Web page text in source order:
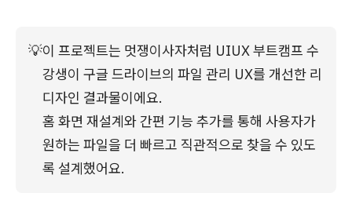
💡이 프로젝트는 멋쟁이사자처럼 UIUX 부트캠프 수
강생이 구글 드라이브의 파일 관리 UX를 개선한 리
디자인 결과물이에요.
홈 화면 재설계와 간편 기능 추가를 통해 사용자가
원하는 파일을 더 빠르고 직관적으로 찾을 수 있도
록 설계했어요.